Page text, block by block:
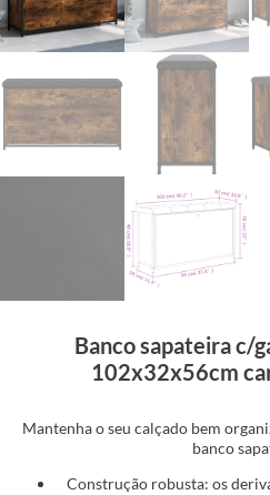
Banco sapateira c/
102x32x56cm
Mantenha o seu calçado bem
banco
Construção robusta: os